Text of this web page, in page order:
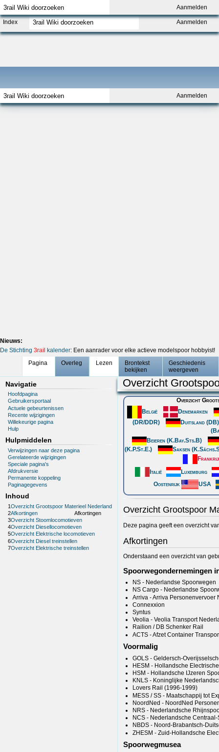
Aanmelden
Aanmelden
Index Aanmelden
Nieuws:
De Stichting 3rail kalender: Een aanrader voor elke actieve modelspoor hobbyist!
Pagina
Overleg Lezen
Brontekst
bekijken
Geschiedenis
weergeven
Navigatie
Hoofdpagina
Gebruikersportaal
Actuele gebeurtenissen
Recente wijzigingen
Willekeurige pagina
Hulp
Hulpmiddelen
Verwijzingen naar deze pagina
Gerelateerde wijzigingen
Speciale pagina's
Afdrukversie
Permanente koppeling
Paginagegevens
Inhoud
1Overzicht Grootspoor Materieel Nederland
2Afkortingen
Afkortingen
3Overzicht Stoomlocomotieven
4Overzicht Diesellocomotieven
5Overzicht Elektrische locomotieven
6Overzicht Diesel treinstellen
7Overzicht Elektrische treinstellen
Overzicht
Overzicht
België
Denemarken
(DR/DDR)
Duitsland (DB)
Beieren (K.Bay.Sts.B)
(K.P.St.E.)
Saksen
Italië
Luxemburg
Oostenrijk
USA
Overzicht Grootspoor
Deze pagina geeft een overzicht
Afkortingen
Onderstaand een overzicht van
Spoorwegondernemingen
NS - Nederlandse Spoorwegen
NS Cargo - Nederlandse
Arriva - Arriva Personenvervoer
Connexxion
Syntus
Veolia - Veolia Transport
Railion / DB Schenker Rail
ACTS - Afzet Container
Voormalig
GOLS - Geldersch-
HESM - Hollandsche
HSM - Hollandsche IJzeren
KNLS - Koninglijke
Lovers Rail (1996-1999)
MESS / SS - Maatschappij tot
NoordNed - NoordNed
NRS - Nederlandsche
NCS - Nederlandsche
NBDS - Noord-Brabantsch-
ZHESM - Zuid-Hollandsche
Spoorwegmusea